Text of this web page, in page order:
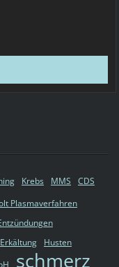
Krebs MMS
CDS
Plasmaverfahren
Erkältung
Husten
schmerz